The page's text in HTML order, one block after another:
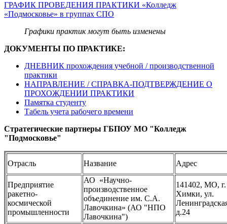
ГРАФИК ПРОВЕДЕНИЯ ПРАКТИКИ «Колледж
«Подмосковье» в группах СПО
Графики практик могут быть изменены
ДОКУМЕНТЫ ПО ПРАКТИКЕ:
ДНЕВНИК прохождения учебной / производственной
практики
НАПРАВЛЕНИЕ / СПРАВКА-ПОДТВЕРЖДЕНИЕ О
ПРОХОЖДЕНИИ ПРАКТИКИ
Памятка студенту
Табель учета рабочего времени
Стратегические партнеры ГБПОУ МО "Колледж
"Подмосковье"
Отрасль Название Адрес
Предприятие
ракетно-
космической
промышленности
АО «Научно-
производственное
объединение им. С.А.
Лавочкина» (АО "НПО
Лавочкина")
141402, МО, г.
Химки, ул.
д.24